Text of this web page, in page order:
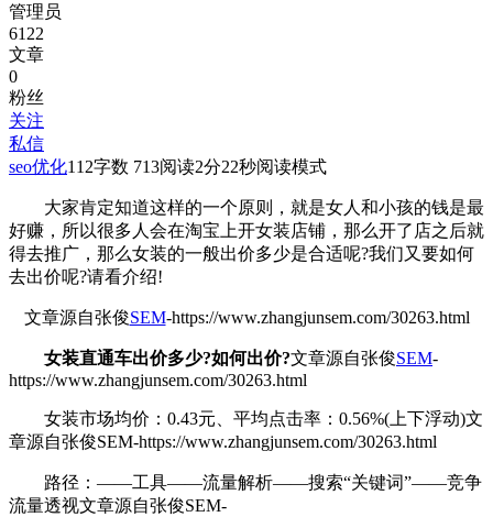
管理员
6122
文章
0
粉丝
关注
私信
seo优化112字数 713阅读2分22秒阅读模式
大家肯定知道这样的一个原则，就是女人和小孩的钱是最
好赚，所以很多人会在淘宝上开女装店铺，那么开了店之后就
得去推广，那么女装的一般出价多少是合适呢?我们又要如何
去出价呢?请看介绍!
文章源自张俊SEM-https://www.zhangjunsem.com/30263.html
女装直通车出价多少?如何出价?文章源自张俊SEM-
https://www.zhangjunsem.com/30263.html
女装市场均价：0.43元、平均点击率：0.56%(上下浮动)文
章源自张俊SEM-https://www.zhangjunsem.com/30263.html
路径：——工具——流量解析——搜索“关键词”——竞争
流量透视文章源自张俊SEM-